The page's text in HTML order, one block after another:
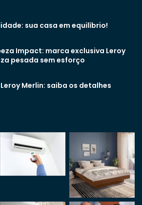
sua casa em equilíbrio!
Impact: marca exclusiva Leroy
pesada sem esforço
Merlin: saiba os detalhes